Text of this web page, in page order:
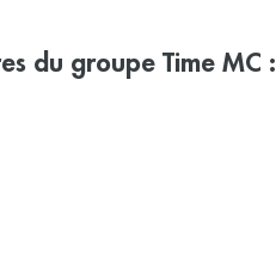
du groupe Time MC :